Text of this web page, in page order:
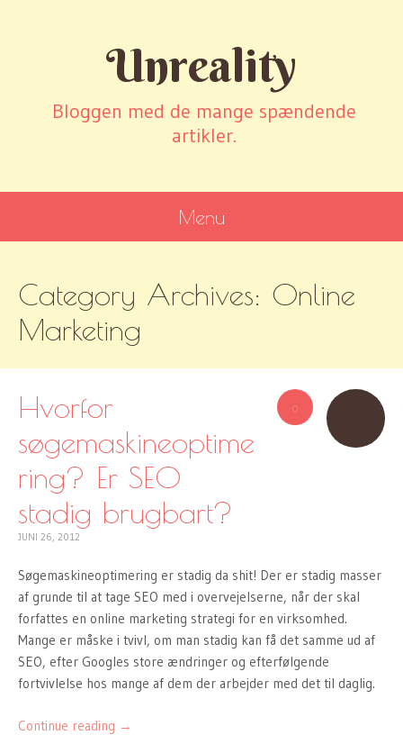
Unreality
Bloggen med de mange spændende
artikler.
Menu
CONTENT
Category Archives: Online
Marketing
0
Hvorfor
søgemaskineoptime
ring? Er SEO
stadig brugbart?
JUNI 26, 2012
Søgemaskineoptimering er stadig da shit! Der er stadig masser
af grunde til at tage SEO med i overvejelserne, når der skal
forfattes en online marketing strategi for en virksomhed.
Mange er måske i tvivl, om man stadig kan få det samme ud af
SEO, efter Googles store ændringer og efterfølgende
fortvivlelse hos mange af dem der arbejder med det til daglig.
Continue reading →